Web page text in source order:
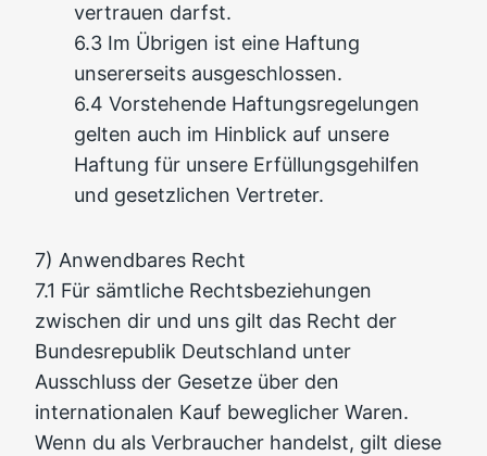
vertrauen darfst.
6.3 Im Übrigen ist eine Haftung
unsererseits ausgeschlossen.
6.4 Vorstehende Haftungsregelungen
gelten auch im Hinblick auf unsere
Haftung für unsere Erfüllungsgehilfen
und gesetzlichen Vertreter.
7) Anwendbares Recht
7.1 Für sämtliche Rechtsbeziehungen
zwischen dir und uns gilt das Recht der
Bundesrepublik Deutschland unter
Ausschluss der Gesetze über den
internationalen Kauf beweglicher Waren.
Wenn du als Verbraucher handelst, gilt diese